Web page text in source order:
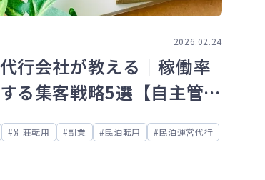
2026.02.24
行会社が教える｜稼働率
る集客戦略5選【自主管理
な差】
別荘転用 副業 民泊転用 民泊運営代行